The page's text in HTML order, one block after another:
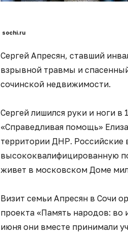
sochi.ru
Сергей Апресян, ставший
взрывной травмы и
сочинской недвижимости.
Сергей лишился руки и ноги в
«Справедливая помощь»
территории ДНР. Российские
высококвалифицированную
живет в московском Доме
Визит семьи Апресян в Сочи
проекта «Память народов:
июня они вместе принимали